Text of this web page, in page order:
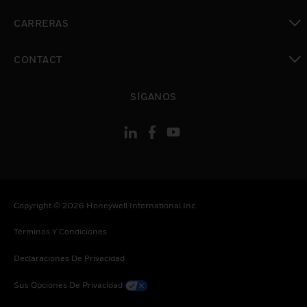
CARRERAS
CONTACT
SÍGANOS
Copyright © 2026 Honeywell International Inc
Términos Y Condiciones
Declaraciones De Privacidad
Sus Opciones De Privacidad